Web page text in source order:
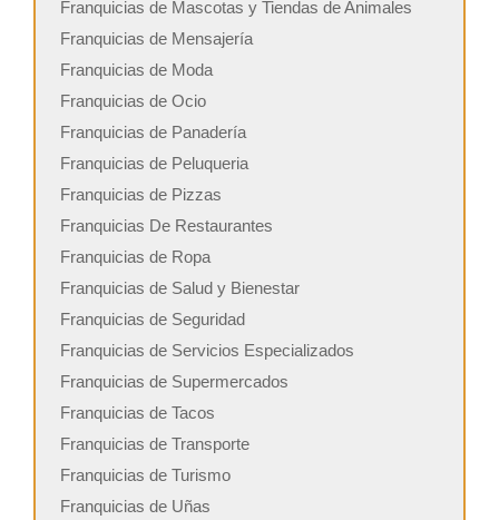
Franquicias de Mascotas y Tiendas de Animales
Franquicias de Mensajería
Franquicias de Moda
Franquicias de Ocio
Franquicias de Panadería
Franquicias de Peluqueria
Franquicias de Pizzas
Franquicias De Restaurantes
Franquicias de Ropa
Franquicias de Salud y Bienestar
Franquicias de Seguridad
Franquicias de Servicios Especializados
Franquicias de Supermercados
Franquicias de Tacos
Franquicias de Transporte
Franquicias de Turismo
Franquicias de Uñas